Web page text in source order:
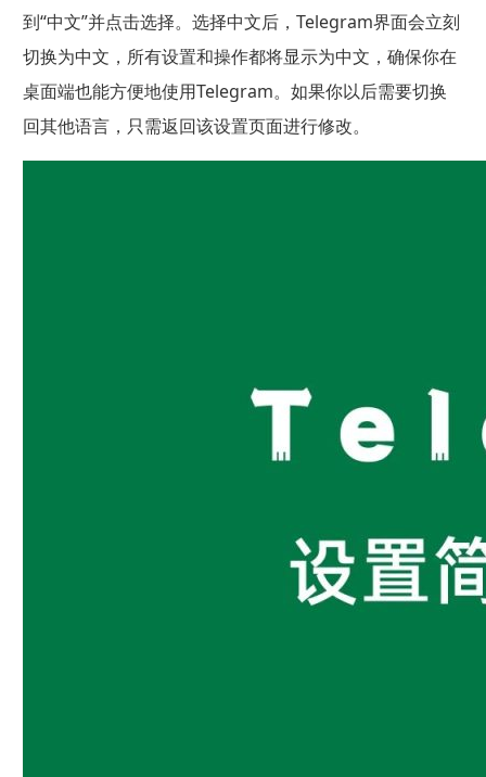
到“中文”并点击选择。选择中文后，Telegram界面会立刻
切换为中文，所有设置和操作都将显示为中文，确保你在
桌面端也能方便地使用Telegram。如果你以后需要切换
回其他语言，只需返回该设置页面进行修改。